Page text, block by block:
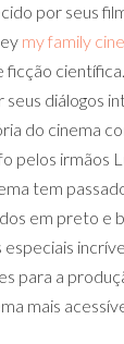
por seus
my family
ficção
diálogos
do cinema
pelos irmãos
tem
em preto e
para a
mais